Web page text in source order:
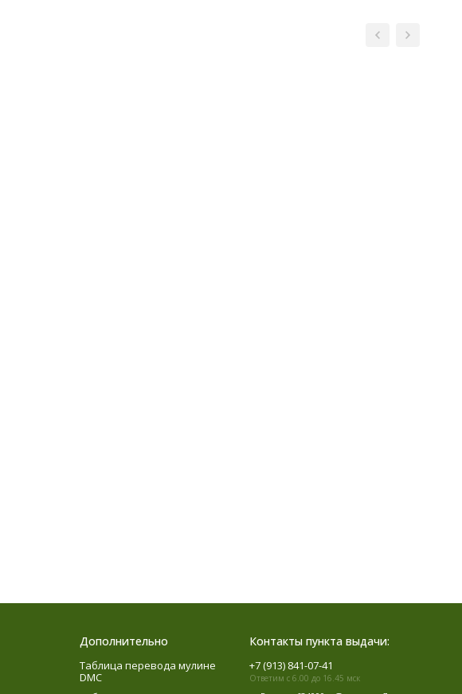
Дополнительно
Таблица перевода мулине
DMC
Контакты пункта выдачи:
+7 (913) 841-07-41
Ответим с 6.00 до 16.45 мск